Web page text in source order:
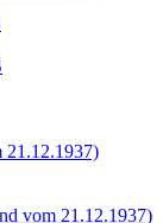
21.12.1937)
vom 21.12.1937)